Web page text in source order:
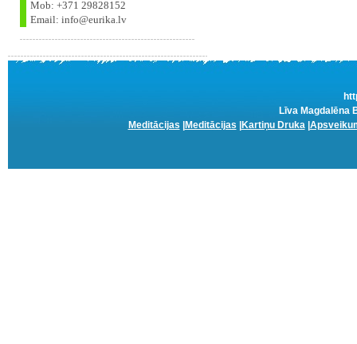
Mob: +371 29828152
Email: info@eurika.lv
Līva Magdalēna
Meditācijas
Meditācijas Kartiņu Druka|